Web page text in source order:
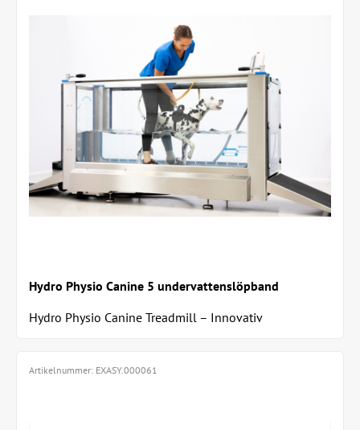
Hydro Physio Canine 5 undervattenslöpband
Hydro Physio Canine Treadmill – Innovativ
Artikelnummer: EXASY.000061